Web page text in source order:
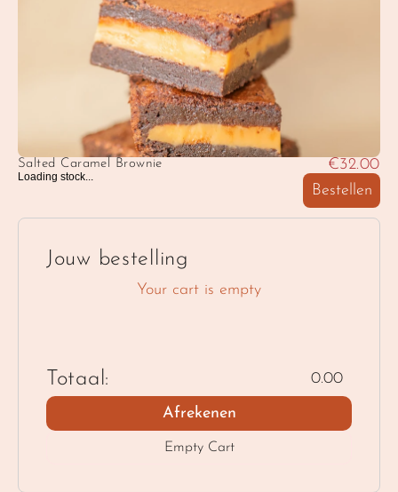
Salted Caramel Brownie
Loading stock...
€32.00
Bestellen
Jouw bestelling
Your cart is empty
Totaal: 0.00
Afrekenen
Empty Cart